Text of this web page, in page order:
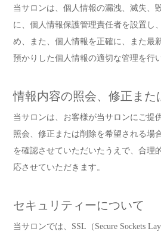
当サロンは、個人情報の漏洩、滅失、
に、個人情報保護管理責任者を設置し
め、また、個人情報を正確に、また最
預かりした個人情報の適切な管理を行
情報内容の照会、修正また
当サロンは、お客様が当サロンにご提
照会、修正または削除を希望される場
を確認させていただいたうえで、合理
応させていただきます。
セキュリティーについて
当サロンでは、SSL（Secure Sockets